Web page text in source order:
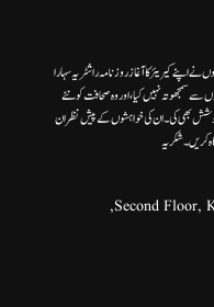
اپنے کیریئر کا آغاز روزنامہ راشٹریہ سہارا
سمجھوتہ نہیں کیا، اور وہ صحافت کو نئے
بھی کی۔ ان کی خواہشوں کے پیش نظر ان
کریں۔شکریہ